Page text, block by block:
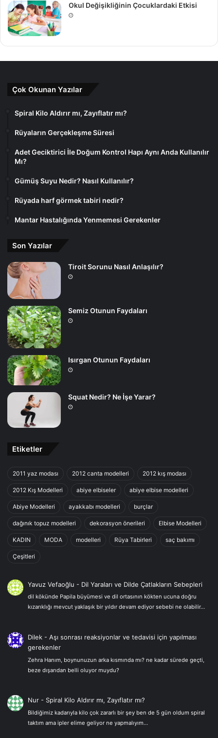
Okul Değişikliğinin Çocuklardaki Etkisi
Çok Okunan Yazılar
Spiral Kilo Aldırır mı, Zayıflatır mı?
Rüyaların Gerçekleşme Süresi
Adet Geciktirici İle Doğum Kontrol Hapı Aynı Anda Kullanılır
Mı?
Gümüş Suyu Nedir? Nasıl Kullanılır?
Rüyada harf görmek tabiri nedir?
Mantar Hastalığında Yenmemesi Gerekenler
Son Yazılar
Tiroit Sorunu Nasıl Anlaşılır?
Semiz Otunun Faydaları
Isırgan Otunun Faydaları
Squat Nedir? Ne İşe Yarar?
Etiketler
2011 yaz modası 2012 canta modelleri 2012 kış modası
2012 Kış Modelleri abiye elbiseler abiye elbise modelleri
Abiye Modelleri ayakkabı modelleri burçlar
dağınık topuz modelleri dekorasyon önerileri Elbise Modelleri
KADIN MODA modelleri Rüya Tabirleri saç bakımı
Çeşitleri
Yavuz Vefaoğlu - Dil Yaraları ve Dilde Çatlakların Sebepleri
dil kökünde Papila büyümesi ve dil ortasının kökten ucuna doğru
kızarıklığı mevcut yaklaşık bir yıldır devam ediyor sebebi ne olabilir…
Dilek -Aşı sonrası reaksiyonlar ve tedavisi için yapılması
gerekenler
Zehra Hanım, boynunuzun arka kısmında mı? ne kadar sürede geçti,
beze dışarıdan belli oluyor muydu?
Nur - Spiral Kilo Aldırır mı, Zayıflatır mı?
Bildiğimiz kadarıyla kilo çok zararlı bir şey ben de 5 gün oldum spiral
taktım ama ipler elime geliyor ne yapmalıyım…